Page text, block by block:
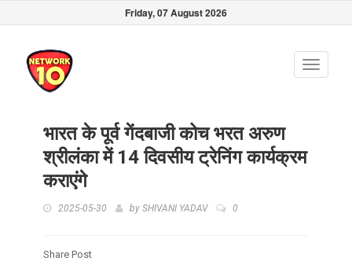
Friday, 07 August 2026
Toggle
भारत के पूर्व गेंदबाजी कोच भरत अरुण
श्रीलंका में 14 दिवसीय ट्रेनिंग कार्यक्रम
कराएंगे
2025-05-30 by SHIVANI YADAV 0
Share Post